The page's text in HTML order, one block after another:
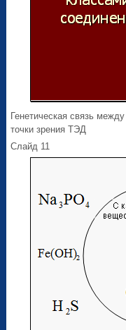
Генетическая связь
точки зрения ТЭД
Слайд 11